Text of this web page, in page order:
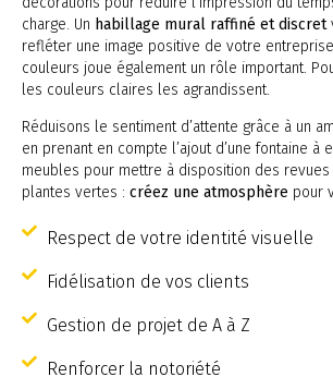
charge. Un habillage mural raffiné et discret
refléter une image positive de votre
couleurs joue également un rôle important.
les couleurs claires les agrandissent.
Réduisons le sentiment d’attente grâce à un
en prenant en compte l’ajout d’une fontaine à
meubles pour mettre à disposition des
plantes vertes : créez une atmosphère pour
Respect de votre identité visuelle
Fidélisation de vos clients
Gestion de projet de A à Z
Renforcer la notoriété